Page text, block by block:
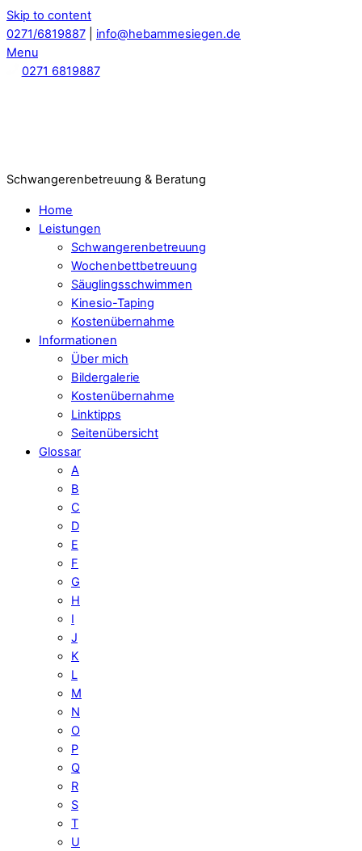
Skip to content
0271/6819887
info@hebammesiegen.de
Menu
0271 6819887
Schwangerenbetreuung & Beratung
Home
Leistungen
Schwangerenbetreuung
Wochenbettbetreuung
Säuglingsschwimmen
Kinesio-Taping
Kostenübernahme
Informationen
Über mich
Bildergalerie
Kostenübernahme
Linktipps
Seitenübersicht
Glossar
A
B
C
D
E
F
G
H
I
J
K
L
M
N
O
P
Q
R
S
T
U